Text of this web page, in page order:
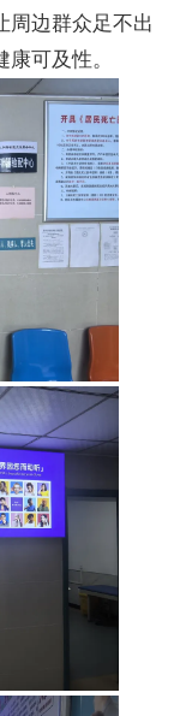
周边群众足不出
可及性。